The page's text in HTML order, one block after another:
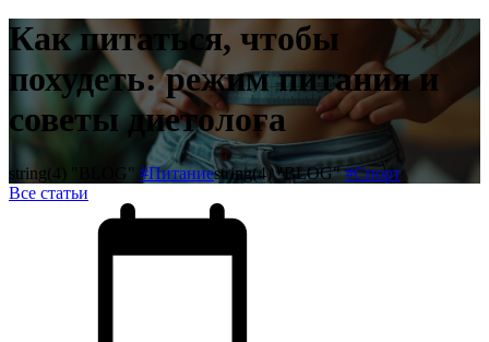
Как питаться, чтобы
похудеть: режим питания и
советы диетолога
string(4) "BLOG" #Питаниеstring(4) "BLOG"#Спорт
Все статьи